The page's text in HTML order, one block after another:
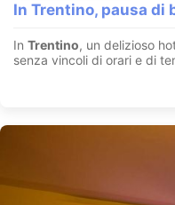
In Trentino, pausa di
In Trentino, un delizioso
senza vincoli di orari e di